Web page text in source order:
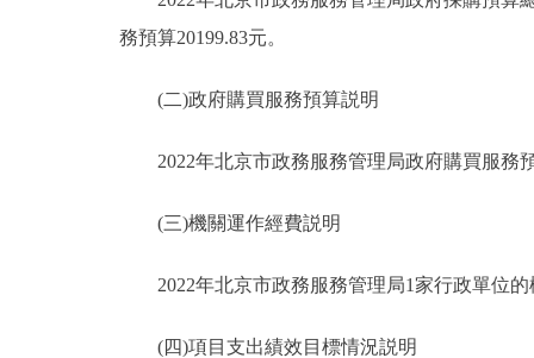
務預算20199.83元。
(二)政府購買服務預算説明
2022年北京市政務服務管理局政府購買服務預
(三)機關運作經費説明
2022年北京市政務服務管理局1家行政單位的
(四)項目支出績效目標情況説明